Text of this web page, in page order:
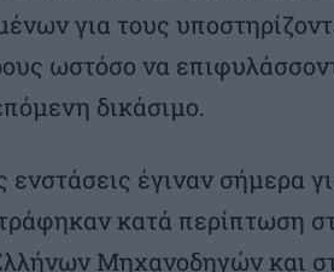
για τους
ωστόσο να
δικάσιμο.
ενστάσεις έγιναν σήμερα
κατά περίπτωση
Μηχανοδηγών και